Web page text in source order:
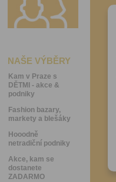
NAŠE VÝBĚRY
Kam v Praze s
DĚTMI - akce &
podniky
Fashion bazary,
markety a blešáky
Hooodně
netradiční podniky
Akce, kam se
dostanete
ZADARMO